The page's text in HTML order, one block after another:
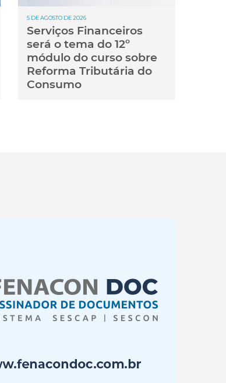
5 DE AGOSTO DE 2026
Serviços Financeiros
será o tema do 12º
módulo do curso sobre
Reforma Tributária do
Consumo